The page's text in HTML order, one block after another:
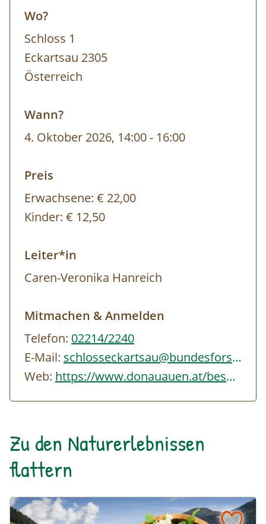
• Krebsschere
charakteristische Wasserpflanze intakter
Auenbiotope.
orbicularis)
Mitteleuropas.
Tauchen Sie mit uns in die faszinierende
Welt der aquatischen Lebensgemeinschaften
ein und gewinnen Sie mithilfe der Spähikel-
verborgenen Wasserwelten des Auwaldes.
Wo?
Schloss 1
Eckartsau 2305
Österreich
Wann?
4. Oktober 2026, 14:00- 16:00
Preis
Erwachsene: € 22,00
Kinder: € 12,50
Leiter*in
Caren-Veronika Hanreich
Mitmachen & Anmelden
Telefon: 02214/2240
E-Mail:
schlosseckartsau@bundesforste.at
Web:
https://www.donauauen.at/besuchen/erleben/alle-angebote/spaehikel-der-natur-auf…
Zu den Naturerlebnissen
flattern